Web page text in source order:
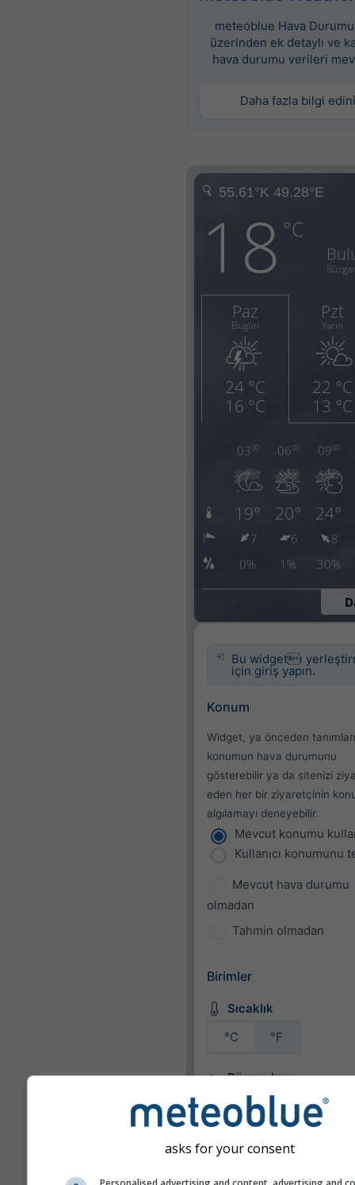
meteoblue Hava
üzerinden ek detaylı ve
hava durumu verileri
Daha fazla bilgi
Bu widgetı
için giriş yapın.
Konum
Widget, ya önceden
konumun hava durumunu
gösterebilir ya da sitenizi
eden her bir ziyaretçinin
algılamayı deneyebilir.
Mevcut konumu
Kullanıcı konumunu
Mevcut hava durumu
olmadan
Tahmin olmadan
Birimler
Sıcaklık
°C
°F
Rüzgar hızı
bft
km/h
asks for your consent